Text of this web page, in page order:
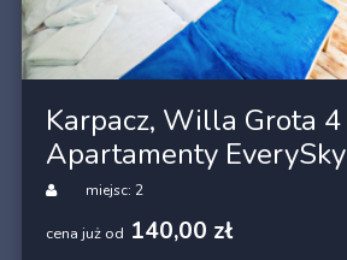
Karpacz, Willa Grota 4
Apartamenty EverySky
miejsc: 2
cena już od 140,00 zł